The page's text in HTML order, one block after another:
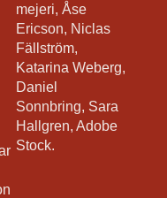
mejeri, Åse
Ericson, Niclas
Fällström,
Katarina Weberg,
Daniel
Sonnbring, Sara
Hallgren, Adobe
Stock.